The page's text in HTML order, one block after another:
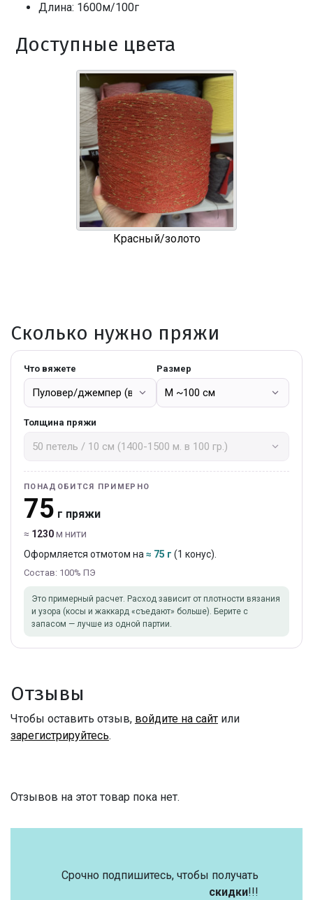
Длина: 1600м/100г
Доступные цвета
Красный/золото
Сколько нужно пряжи
Что вяжете Размер
Толщина пряжи
ПОНАДОБИТСЯ ПРИМЕРНО
75 г пряжи
≈ 1230м нити
Оформляется отмотом на≈ 75 г (1 конус).
Состав: 100% ПЭ
Это примерный расчет. Расход зависит от плотности вязания
и узора (косы и жаккард «съедают» больше). Берите с
запасом — лучше из одной партии.
Отзывы
Чтобы оставить отзыв, войдите на сайт или
зарегистрируйтесь.
Отзывов на этот товар пока нет.
Срочно подпишитесь, чтобы получать
скидки!!!